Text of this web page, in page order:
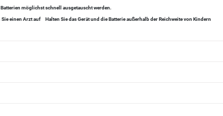
möglichst schnell ausgetauscht werden.
einen Arzt auf Halten Sie das Gerät und die Batterie außerhalb der Reichweite von Kindern